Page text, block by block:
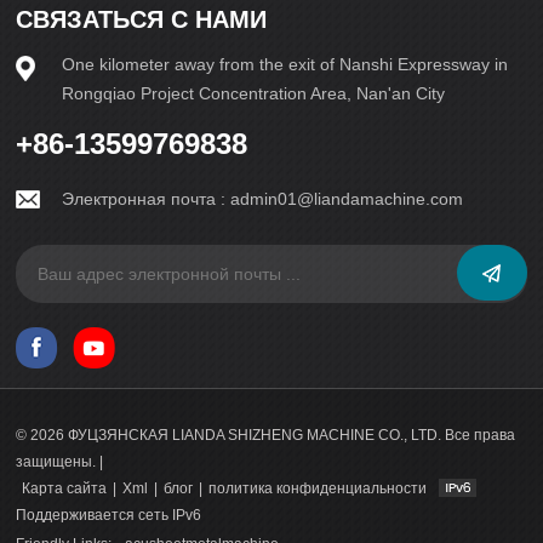
УЗНАТЬ
БОЛЬШЕ
УЗНАТЬ
БОЛЬШЕ
СВЯЗАТЬСЯ С НАМИ
One kilometer away from the exit of Nanshi Expressway in
Rongqiao Project Concentration Area, Nan'an City
+86-13599769838
Электронная почта :admin01@liandamachine.com
© 2026 ФУЦЗЯНСКАЯ LIANDA SHIZHENG MACHINE CO., LTD. Все права
защищены. |
Карта сайта | Xml | блог | политика конфиденциальности
Поддерживается сеть IPv6